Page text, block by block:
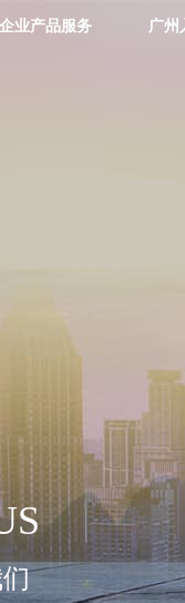
企业产品服务 广州